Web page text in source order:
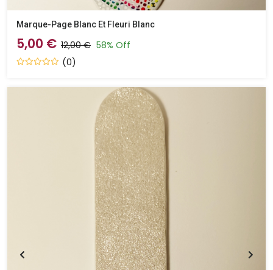
Marque-Page Blanc Et Fleuri Blanc
5,00 € 12,00 € 58% Off
(0)